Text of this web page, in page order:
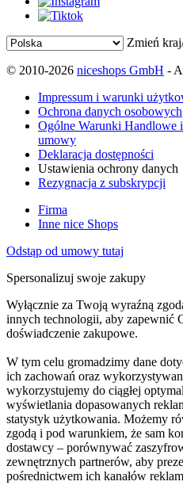
Zmień
© 2010-2026 niceshops GmbH -
Impressum i warunki
Ochrona danych osobowych
Ogólne Warunki Handlowe
umowy
Deklaracja dostępności
Ustawienia ochrony danych
Rezygnacja z subskrypcji
Firma
Inne nice Shops
Odstąp od umowy tutaj
Spersonalizuj swoje zakupy
Wyłącznie za Twoją wyraźną
innych technologii, aby zapewnić
doświadczenie zakupowe.
W tym celu gromadzimy dane
ich zachowań oraz
wykorzystujemy do ciągłej
wyświetlania dopasowanych
statystyk użytkowania. Możemy
zgodą i pod warunkiem, że sam
dostawcy – porównywać
zewnętrznych partnerów, aby
pośrednictwem ich kanałów